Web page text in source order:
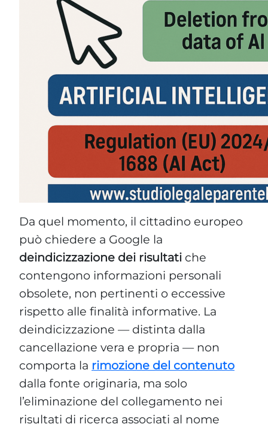
Da quel momento, il cittadino europeo
può chiedere a Google la
deindicizzazione dei risultati che
contengono informazioni personali
obsolete, non pertinenti o eccessive
rispetto alle finalità informative. La
deindicizzazione — distinta dalla
cancellazione vera e propria — non
comporta la rimozione del contenuto
dalla fonte originaria, ma solo
l’eliminazione del collegamento nei
risultati di ricerca associati al nome